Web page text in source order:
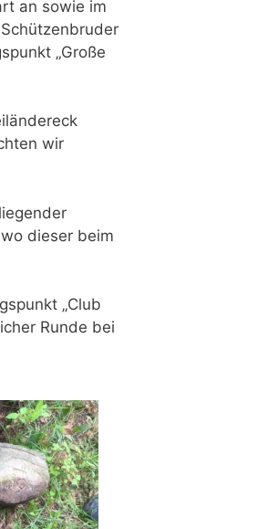
an sowie im
„Große
wir
dieser beim
„Club
Runde bei